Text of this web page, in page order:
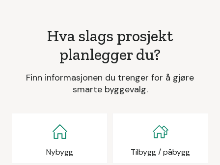
Hva slags prosjekt
planlegger du?
Finn informasjonen du trenger for å gjøre
smarte byggevalg.
Nybygg Tilbygg / påbygg